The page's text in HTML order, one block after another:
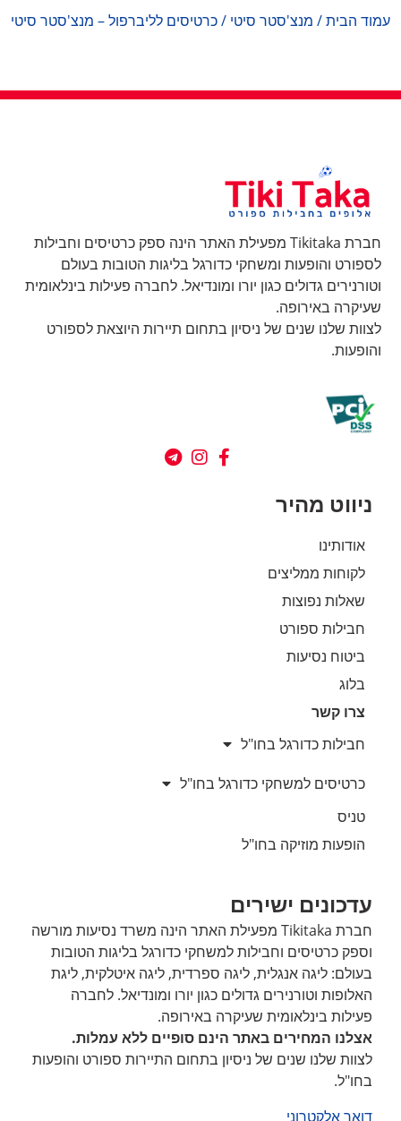
עמוד הבית/ מנצ'סטר סיטי / כרטיסים לליברפול – מנצ'סטר סיטי
חברת Tikitaka מפעילת האתר הינה ספק כרטיסים וחבילות
לספורט והופעות ומשחקי כדורגל בליגות הטובות בעולם
וטורנירים גדולים כגון יורו ומונדיאל. לחברה פעילות בינלאומית
שעיקרה באירופה.
לצוות שלנו שנים של ניסיון בתחום תיירות היוצאת לספורט
והופעות.
ניווט מהיר
אודותינו
לקוחות ממליצים
שאלות נפוצות
חבילות ספורט
ביטוח נסיעות
בלוג
צרו קשר
חבילות כדורגל בחו"ל
כרטיסים למשחקי כדורגל בחו"ל
טניס
הופעות מוזיקה בחו"ל
עדכונים ישירים
חברת Tikitaka מפעילת האתר הינה משרד נסיעות מורשה
וספק כרטיסים וחבילות למשחקי כדורגל בליגות הטובות
בעולם: ליגה אנגלית, ליגה ספרדית, ליגה איטלקית, ליגת
האלופות וטורנירים גדולים כגון יורו ומונדיאל. לחברה
פעילות בינלאומית שעיקרה באירופה.
אצלנו המחירים באתר הינם סופיים ללא עמלות.
לצוות שלנו שנים של ניסיון בתחום התיירות ספורט והופעות
בחו"ל.
דואר אלקטרוני